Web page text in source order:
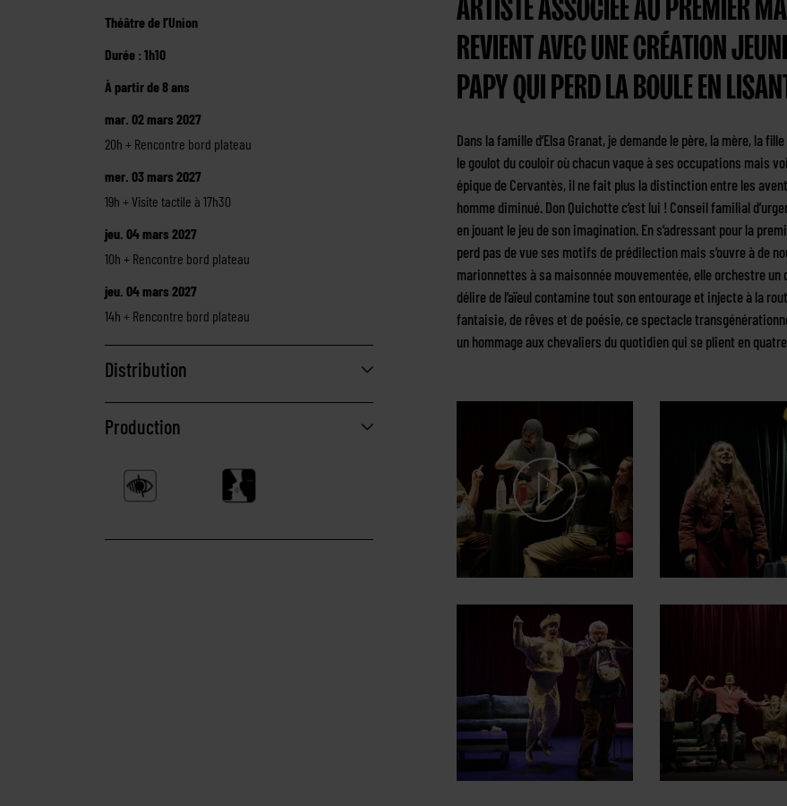
Théâtre de l’Union
Durée : 1h10
À partir de 8 ans
mar. 02 mars 2027
20h + Rencontre bord plateau
mer. 03 mars 2027
19h + Visite tactile à 17h30
jeu. 04 mars 2027
10h + Rencontre bord plateau
jeu. 04 mars 2027
14h + Rencontre bord plateau
Distribution
Production
REVIENT AVEC UNE CRÉATION
PAPY QUI PERD LA BOULE EN
Dans la famille d’Elsa Granat, je demande le père, la mère, la
le goulot du couloir où chacun vaque à ses occupations mais
épique de Cervantès, il ne fait plus la distinction entre les
homme diminué. Don Quichotte c’est lui ! Conseil familial
en jouant le jeu de son imagination. En s’adressant pour la
perd pas de vue ses motifs de prédilection mais s’ouvre à de
marionnettes à sa maisonnée mouvementée, elle orchestre
délire de l’aïeul contamine tout son entourage et injecte à la
fantaisie, de rêves et de poésie, ce spectacle
un hommage aux chevaliers du quotidien qui se plient en